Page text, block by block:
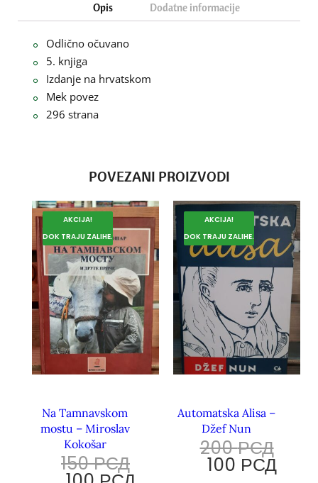
Opis Dodatne informacije
Odlično očuvano
5. knjiga
Izdanje na hrvatskom
Mek povez
296 strana
POVEZANI PROIZVODI
AKCIJA!
DOK TRAJU ZALIHE.
Na Tamnavskom
mostu – Miroslav
Kokošar
150РСД
AKCIJA!
DOK TRAJU ZALIHE.
Automatska Alisa –
Džef Nun
200РСД
100 РСД